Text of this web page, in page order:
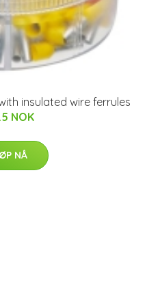
insulated wire ferrules
NOK
NÅ